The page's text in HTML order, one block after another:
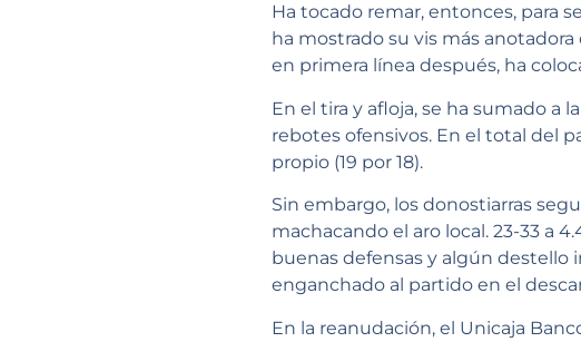
Ha tocado remar, entonces, para
ha mostrado su vis más
en primera línea después, ha
En el tira y afloja, se ha sumado a
rebotes ofensivos. En el total del
propio (19 por 18).
Sin embargo, los donostiarras
machacando el aro local. 23-33 a
buenas defensas y algún
enganchado al partido en el
En la reanudación, el Unicaja